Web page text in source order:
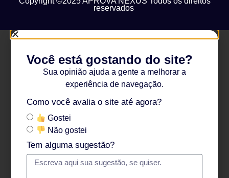
reservados
Você está gostando do site?
Sua opinião ajuda a gente a melhorar a
experiência de navegação.
Como você avalia o site até agora?
Gostei
Não gostei
Tem alguma sugestão?